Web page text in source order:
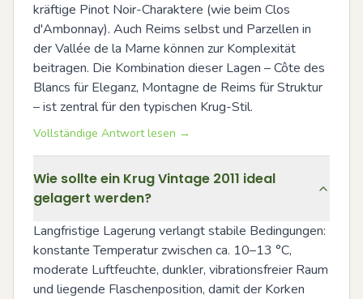
kräftige Pinot Noir-Charaktere (wie beim Clos
d'Ambonnay). Auch Reims selbst und Parzellen in
der Vallée de la Marne können zur Komplexität
beitragen. Die Kombination dieser Lagen – Côte des
Blancs für Eleganz, Montagne de Reims für Struktur
– ist zentral für den typischen Krug-Stil.
Vollständige Antwort lesen →
Wie sollte ein Krug Vintage 2011 ideal
gelagert werden?
Langfristige Lagerung verlangt stabile Bedingungen:
konstante Temperatur zwischen ca. 10–13 °C,
moderate Luftfeuchte, dunkler, vibrationsfreier Raum
und liegende Flaschenposition, damit der Korken